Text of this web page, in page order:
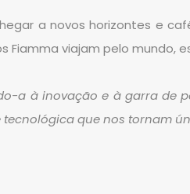
a novos horizontes e
Fiamma viajam pelo
a à inovação e à garra de
que nos tornam